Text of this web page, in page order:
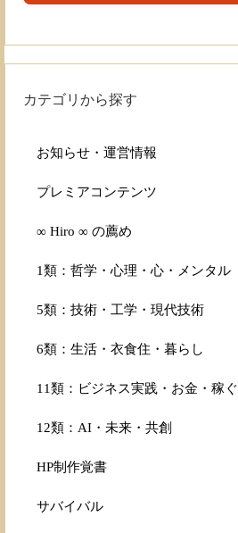
カテゴリから探す
お知らせ・運営情報
プレミアコンテンツ
∞ Hiro ∞ の薦め
1類：哲学・心理・心・メンタル
5類：技術・工学・現代技術
6類：生活・衣食住・暮らし
11類：ビジネス実践・お金・稼ぐ
12類：AI・未来・共創
HP制作覚書
サバイバル